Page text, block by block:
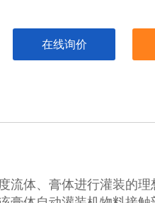
在线询价
流体、膏体进行灌装的